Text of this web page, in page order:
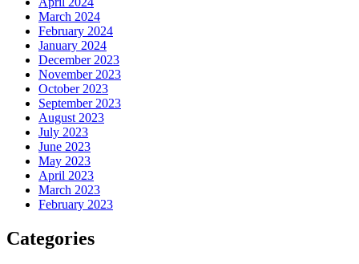
March 2024
February 2024
January 2024
December 2023
November 2023
October 2023
September 2023
August 2023
July 2023
June 2023
May 2023
April 2023
March 2023
February 2023
Categories